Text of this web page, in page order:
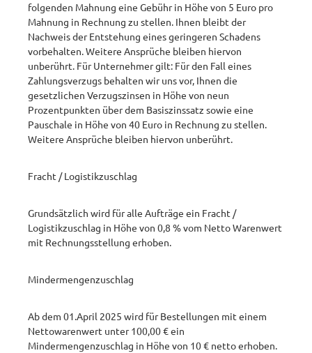
folgenden Mahnung eine Gebühr in Höhe von 5 Euro pro
Mahnung in Rechnung zu stellen. Ihnen bleibt der
Nachweis der Entstehung eines geringeren Schadens
vorbehalten. Weitere Ansprüche bleiben hiervon
unberührt. Für Unternehmer gilt: Für den Fall eines
Zahlungsverzugs behalten wir uns vor, Ihnen die
gesetzlichen Verzugszinsen in Höhe von neun
Prozentpunkten über dem Basiszinssatz sowie eine
Pauschale in Höhe von 40 Euro in Rechnung zu stellen.
Weitere Ansprüche bleiben hiervon unberührt. ​
Fracht / Logistikzuschlag ​
Grundsätzlich wird für alle Aufträge ein Fracht /
Logistikzuschlag in Höhe von 0,8 % vom Netto Warenwert
mit Rechnungsstellung erhoben. ​
Mindermengenzuschlag ​
Ab dem 01.April 2025 wird für Bestellungen mit einem
Nettowarenwert unter 100,00 € ein
Mindermengenzuschlag in Höhe von 10 € netto erhoben.